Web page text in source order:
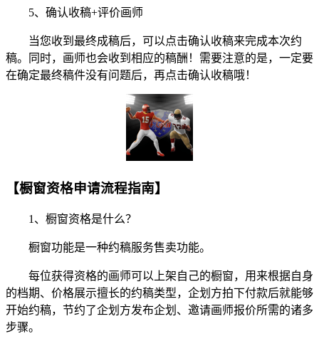
5、确认收稿+评价画师
当您收到最终成稿后，可以点击确认收稿来完成本次约
稿。同时，画师也会收到相应的稿酬！需要注意的是，一定要
在确定最终稿件没有问题后，再点击确认收稿哦！
【橱窗资格申请流程指南】
1、橱窗资格是什么？
橱窗功能是一种约稿服务售卖功能。
每位获得资格的画师可以上架自己的橱窗，用来根据自身
的档期、价格展示擅长的约稿类型，企划方拍下付款后就能够
开始约稿，节约了企划方发布企划、邀请画师报价所需的诸多
步骤。